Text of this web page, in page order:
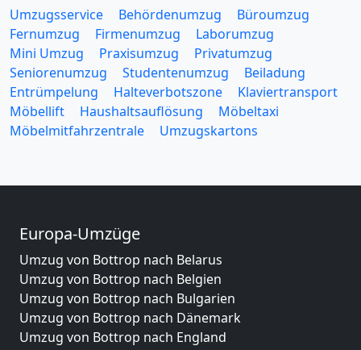
Umzugsservice Behördenumzug
Büroumzug
Fernumzug
Firmenumzug
Laborumzug
Mini Umzug
Praxisumzug
Privatumzug
Seniorenumzug
Studentenumzug
Beiladung
Entrümpelung
Halteverbotszone
Klaviertransport
Möbellift
Haushaltsauflösung
Möbeltaxi
Möbelmitfahrzentrale
Umzugskartons
Europa-Umzüge
Umzug von Bottrop nach Belarus
Umzug von Bottrop nach Belgien
Umzug von Bottrop nach Bulgarien
Umzug von Bottrop nach Dänemark
Umzug von Bottrop nach England